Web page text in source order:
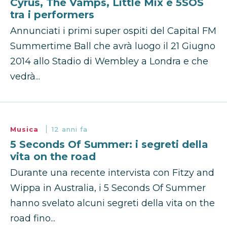
Cyrus, The Vamps, Little Mix e 5SOS
tra i performers
Annunciati i primi super ospiti del Capital FM
Summertime Ball che avrà luogo il 21 Giugno
2014 allo Stadio di Wembley a Londra e che
vedrà...
Musica 12 anni fa
5 Seconds Of Summer: i segreti della
vita on the road
Durante una recente intervista con Fitzy and
Wippa in Australia, i 5 Seconds Of Summer
hanno svelato alcuni segreti della vita on the
road fino...